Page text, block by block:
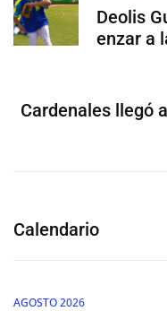
Deolis
enzar a
Cardenales llegó
Calendario
AGOSTO 2026